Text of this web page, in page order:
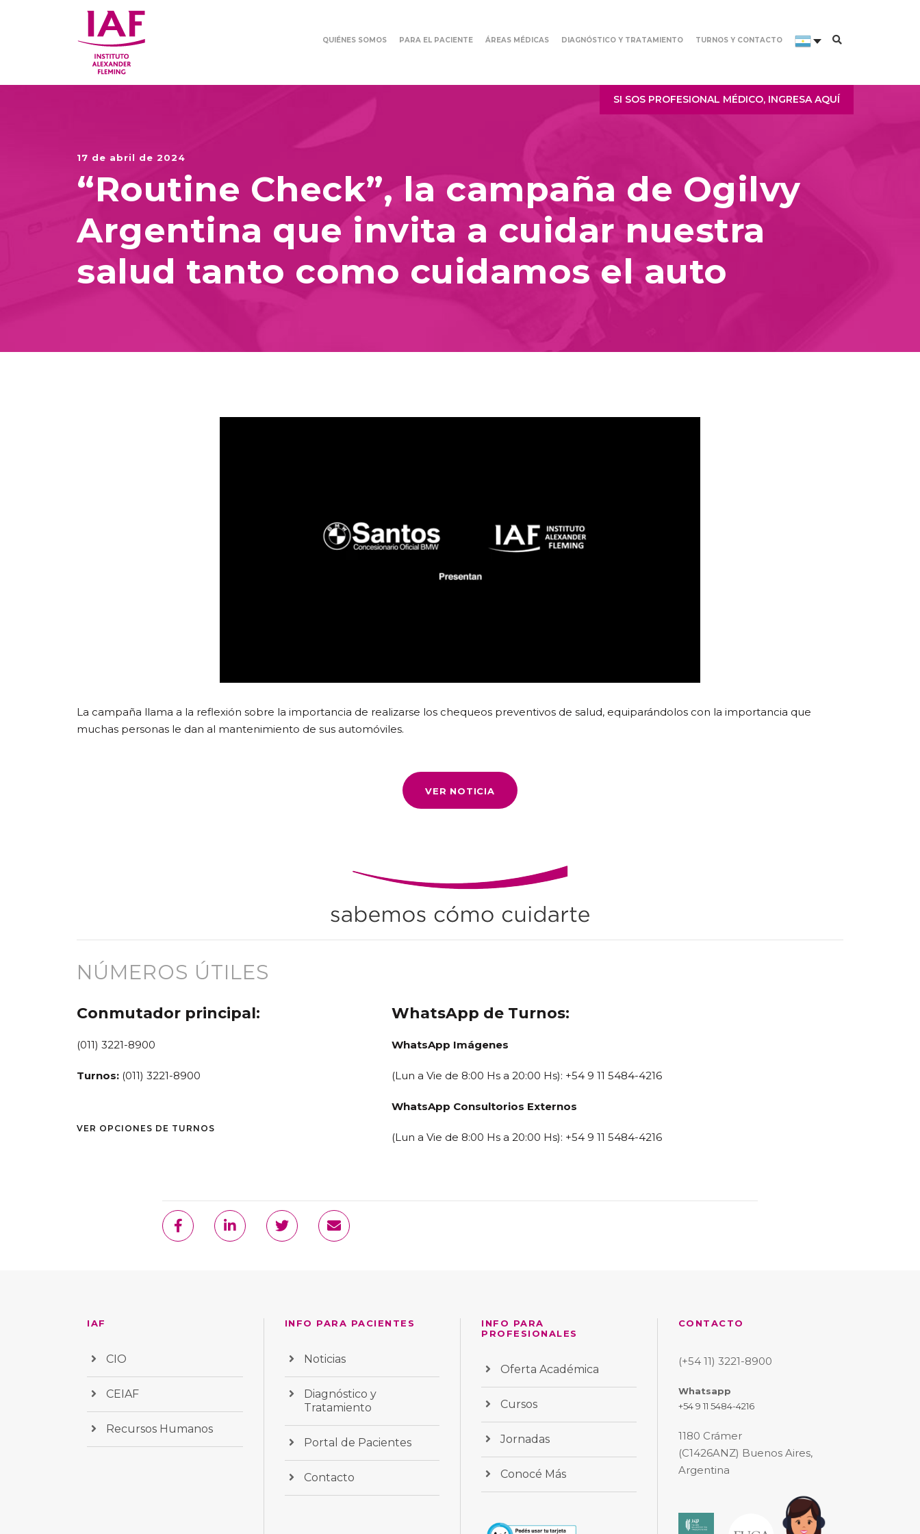
QUIÉNES SOMOS PARA EL PACIENTE ÁREAS MÉDICAS DIAGNÓSTICO Y TRATAMIENTO TURNOS Y CONTACTO
SI SOS PROFESIONAL MÉDICO, INGRESA AQUÍ
17 de abril de 2024
“Routine Check”, la campaña de Ogilvy
Argentina que invita a cuidar nuestra
salud tanto como cuidamos el auto
La campaña llama a la reflexión sobre la importancia de realizarse los chequeos preventivos de salud, equiparándolos con la importancia que
muchas personas le dan al mantenimiento de sus automóviles.
VER NOTICIA
NÚMEROS ÚTILES
Conmutador principal:
(011) 3221-8900
Turnos: (011) 3221-8900
VER OPCIONES DE TURNOS
WhatsApp de Turnos:
WhatsApp Imágenes
(Lun a Vie de 8:00 Hs a 20:00 Hs): +54 9 11 5484-4216
WhatsApp Consultorios Externos
(Lun a Vie de 8:00 Hs a 20:00 Hs): +54 9 11 5484-4216
IAF
CIO
CEIAF
Recursos Humanos
INFO PARA PACIENTES
Noticias
Diagnóstico y
Tratamiento
Portal de Pacientes
Contacto
INFO PARA
PROFESIONALES
Oferta Académica
Cursos
Jornadas
Conocé Más
CONTACTO
(+54 11) 3221-8900
Whatsapp
+54 9 11 5484-4216
1180 Crámer
(C1426ANZ) Buenos Aires,
Argentina